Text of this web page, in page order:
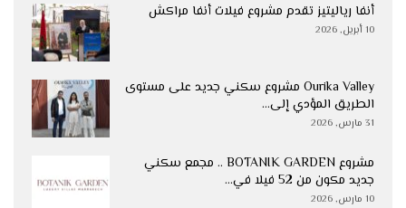
أنفا رياليتيز تقدم مشروع فيلات أنفا مراكش
10 أبريل, 2026
Ourika Valley مشروع سكني جديد على مستوى
الطريق المؤدي إلى…
31 مارس, 2026
مشروع BOTANIK GARDEN .. مجمع سكني
جديد مكون من 52 فيلا في…
10 مارس, 2026